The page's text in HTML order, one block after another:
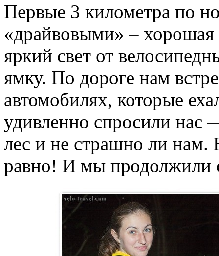
Первые 3 километра по
«драйвовыми» – хорошая
яркий свет от
ямку. По дороге нам
автомобилях, которые
удивленно спросили нас
лес и не страшно ли нам.
равно! И мы продолжили